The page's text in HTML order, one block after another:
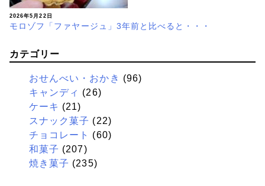
2026年5月22日
モロゾフ「ファヤージュ」3年前と比べると・・・
カテゴリー
おせんべい・おかき (96)
キャンディ (26)
ケーキ (21)
スナック菓子 (22)
チョコレート
(60)
和菓子 (207)
焼き菓子 (235)